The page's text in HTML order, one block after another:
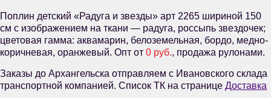
Поплин детский «Радуга и звезды» арт 2265 шириной 150
см с изображением на ткани — радуга, россыпь звездочек;
цветовая гамма: аквамарин, белоземельная, бордо, медно-
коричневая, оранжевый. Опт от 0 руб., продажа рулонами.
Заказы до Архангельска отправляем с Ивановского склада
транспортной компанией. Список ТК на странице Доставка